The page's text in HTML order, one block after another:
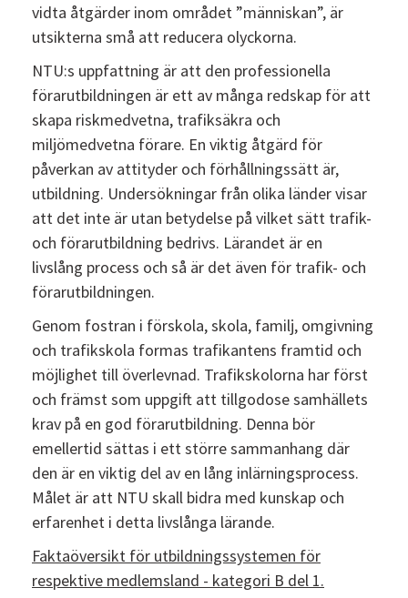
vidta åtgärder inom området ”människan”, är
utsikterna små att reducera olyckorna.
NTU:s uppfattning är att den professionella
förarutbildningen är ett av många redskap för att
skapa riskmedvetna, trafiksäkra och
miljömedvetna förare. En viktig åtgärd för
påverkan av attityder och förhållningssätt är,
utbildning. Undersökningar från olika länder visar
att det inte är utan betydelse på vilket sätt trafik-
och förarutbildning bedrivs. Lärandet är en
livslång process och så är det även för trafik- och
förarutbildningen.
Genom fostran i förskola, skola, familj, omgivning
och trafikskola formas trafikantens framtid och
möjlighet till överlevnad. Trafikskolorna har först
och främst som uppgift att tillgodose samhällets
krav på en god förarutbildning. Denna bör
emellertid sättas i ett större sammanhang där
den är en viktig del av en lång inlärningsprocess.
Målet är att NTU skall bidra med kunskap och
erfarenhet i detta livslånga lärande.
Faktaöversikt för utbildningssystemen för
respektive medlemsland - kategori B del 1.